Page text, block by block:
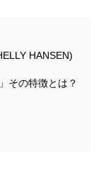
HANSEN)
その特徴とは？